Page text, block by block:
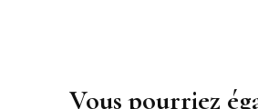
Navigation
Vous pourriez